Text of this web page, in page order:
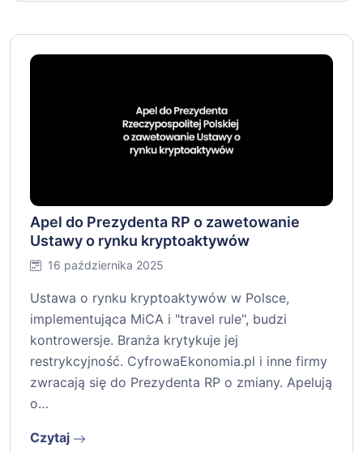
Apel do Prezydenta RP o zawetowanie
Ustawy o rynku kryptoaktywów
16 października 2025
Ustawa o rynku kryptoaktywów w Polsce,
implementująca MiCA i "travel rule", budzi
kontrowersje. Branża krytykuje jej
restrykcyjność. CyfrowaEkonomia.pl i inne firmy
zwracają się do Prezydenta RP o zmiany. Apelują
o…
Czytaj